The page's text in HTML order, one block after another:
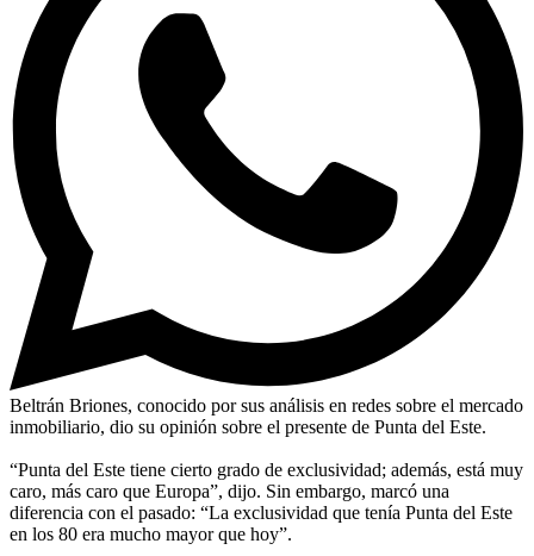
Beltrán Briones, conocido por sus análisis en redes sobre el mercado
inmobiliario, dio su opinión sobre el presente de Punta del Este.
“Punta del Este tiene cierto grado de exclusividad; además, está muy
caro, más caro que Europa”, dijo. Sin embargo, marcó una
diferencia con el pasado: “La exclusividad que tenía Punta del Este
en los 80 era mucho mayor que hoy”.